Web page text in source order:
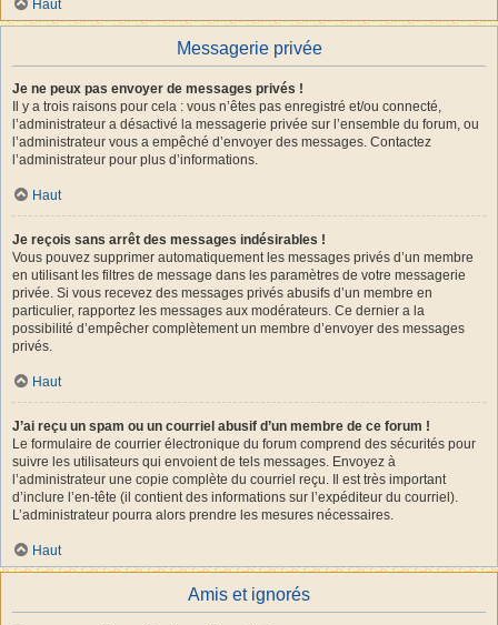
Haut
Messagerie privée
Je ne peux pas envoyer de messages privés !
Il y a trois raisons pour cela : vous n’êtes pas enregistré et/ou connecté,
l’administrateur a désactivé la messagerie privée sur l’ensemble du forum, ou
l’administrateur vous a empêché d’envoyer des messages. Contactez
l’administrateur pour plus d’informations.
Haut
Je reçois sans arrêt des messages indésirables !
Vous pouvez supprimer automatiquement les messages privés d’un membre
en utilisant les filtres de message dans les paramètres de votre messagerie
privée. Si vous recevez des messages privés abusifs d’un membre en
particulier, rapportez les messages aux modérateurs. Ce dernier a la
possibilité d’empêcher complètement un membre d’envoyer des messages
privés.
Haut
J’ai reçu un spam ou un courriel abusif d’un membre de ce forum !
Le formulaire de courrier électronique du forum comprend des sécurités pour
suivre les utilisateurs qui envoient de tels messages. Envoyez à
l’administrateur une copie complète du courriel reçu. Il est très important
d’inclure l’en-tête (il contient des informations sur l’expéditeur du courriel).
L’administrateur pourra alors prendre les mesures nécessaires.
Haut
Amis et ignorés